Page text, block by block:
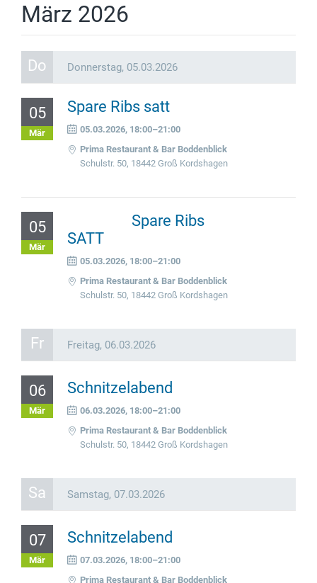
März 2026
Do Donnerstag, 05.03.2026
05
Mär
Spare Ribs satt
05.03.2026, 18:00–21:00
Prima Restaurant & Bar Boddenblick
Schulstr. 50, 18442 Groß Kordshagen
05
Mär
Spare Ribs
SATT
05.03.2026, 18:00–21:00
Prima Restaurant & Bar Boddenblick
Schulstr. 50, 18442 Groß Kordshagen
Fr Freitag, 06.03.2026
06
Mär
Schnitzelabend
06.03.2026, 18:00–21:00
Prima Restaurant & Bar Boddenblick
Schulstr. 50, 18442 Groß Kordshagen
Sa Samstag, 07.03.2026
07
Mär
Schnitzelabend
07.03.2026, 18:00–21:00
Prima Restaurant & Bar Boddenblick